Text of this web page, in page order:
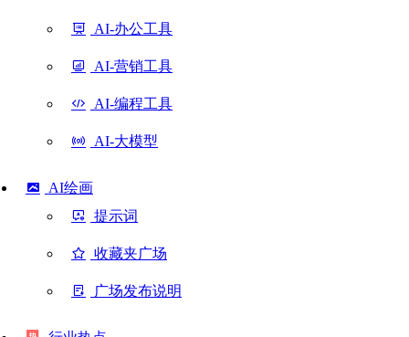
AI-办公工具
AI-营销工具
AI-编程工具
AI-大模型
AI绘画
提示词
收藏夹广场
广场发布说明